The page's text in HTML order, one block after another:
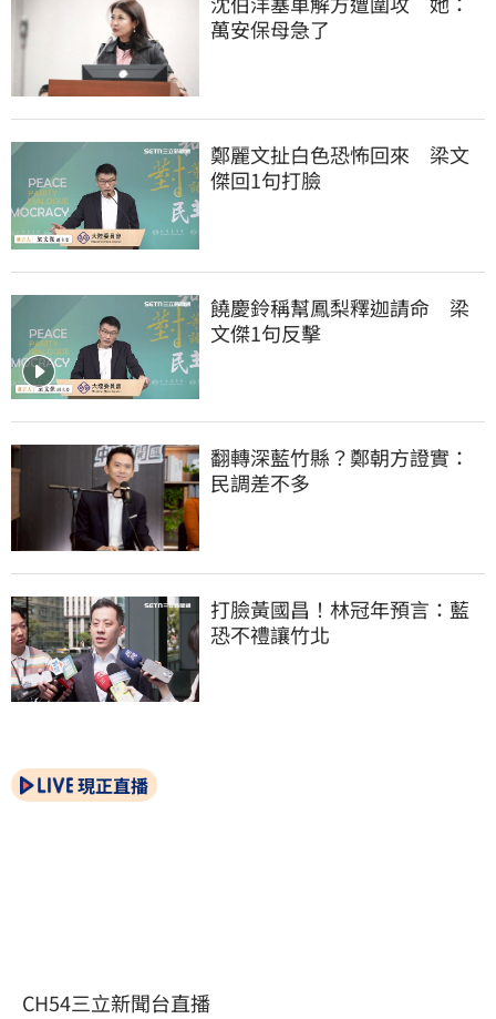
萬安保母急了
鄭麗文扯白色恐怖回來　梁文
傑回1句打臉
饒慶鈴稱幫鳳梨釋迦請命　梁
文傑1句反擊
翻轉深藍竹縣？鄭朝方證實：
民調差不多
打臉黃國昌！林冠年預言：藍
恐不禮讓竹北
現正直播
CH54三立新聞台直播